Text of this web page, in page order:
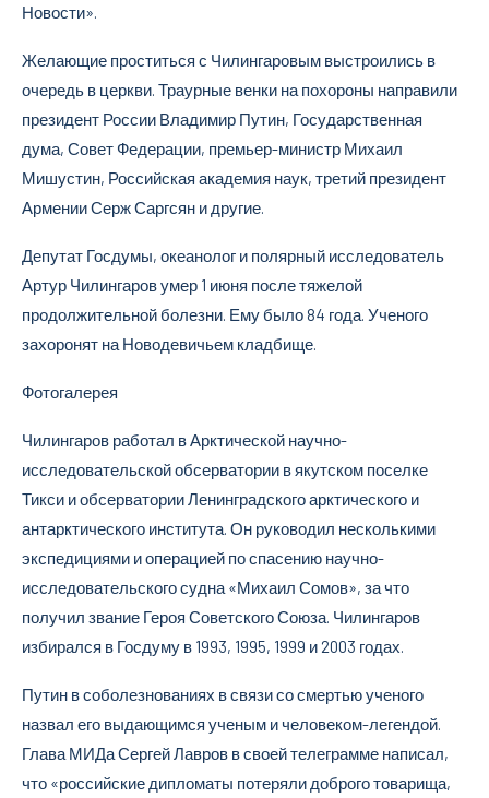
Новости».
Желающие проститься с Чилингаровым выстроились в
очередь в церкви. Траурные венки на похороны направили
президент России Владимир Путин, Государственная
дума, Совет Федерации, премьер-министр Михаил
Мишустин, Российская академия наук, третий президент
Армении Серж Саргсян и другие.
Депутат Госдумы, океанолог и полярный исследователь
Артур Чилингаров умер 1 июня после тяжелой
продолжительной болезни. Ему было 84 года. Ученого
захоронят на Новодевичьем кладбище.
Фотогалерея
Чилингаров работал в Арктической научно-
исследовательской обсерватории в якутском поселке
Тикси и обсерватории Ленинградского арктического и
антарктического института. Он руководил несколькими
экспедициями и операцией по спасению научно-
исследовательского судна «Михаил Сомов», за что
получил звание Героя Советского Союза. Чилингаров
избирался в Госдуму в 1993, 1995, 1999 и 2003 годах.
Путин в соболезнованиях в связи со смертью ученого
назвал его выдающимся ученым и человеком-легендой.
Глава МИДа Сергей Лавров в своей телеграмме написал,
что «российские дипломаты потеряли доброго товарища,